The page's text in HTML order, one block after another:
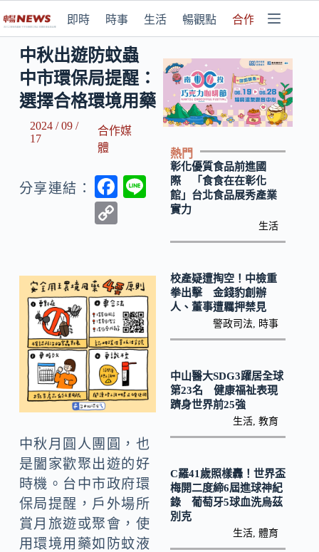
即時 時事 生活 暢觀點 合作媒體
中秋出遊防蚊蟲
中市環保局提醒：
選擇合格環境用藥
2024 / 09 /
17
合作媒
體
分享連結：
F
o
o
k
y
Li
n
k
中秋月圓人團圓，也
是闔家歡聚出遊的好
時機。台中市政府環
保局提醒，戶外場所
賞月旅遊或聚會，使
用環境用藥如防蚊液
熱門
彰化優質食品前進國
際 「食食在在彰化
館」台北食品展秀產業
實力
生活
校產疑遭掏空！中檢重
拳出擊 金錢豹創辦
人、董事遭羈押禁見
警政司法 時事
中山醫大SDG3躍居全球
第23名 健康福祉表現
躋身世界前25強
生活 ,教育
C羅41歲照樣轟！世界盃
梅開二度締6屆進球神紀
錄 葡萄牙5球血洗烏茲
別克
生活 ,體育